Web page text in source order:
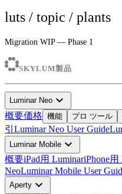
luts / topic / plants
Migration WIP — Phase 1
SKYLUM製品
Luminar Neo expand_more
概要価格 機能 プロ ツール
引 Luminar Neo User Guide
Luminar Mobile expand_more
概要iPad用 LuminariPhone用
NeoLuminar Mobile User
Aperty expand_more